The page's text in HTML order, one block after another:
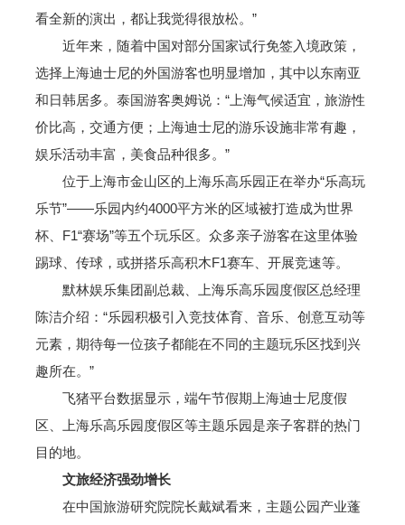
看全新的演出，都让我觉得很放松。”
近年来，随着中国对部分国家试行免签入境政策，
选择上海迪士尼的外国游客也明显增加，其中以东南亚
和日韩居多。泰国游客奥姆说：“上海气候适宜，旅游性
价比高，交通方便；上海迪士尼的游乐设施非常有趣，
娱乐活动丰富，美食品种很多。”
位于上海市金山区的上海乐高乐园正在举办“乐高玩
乐节”——乐园内约4000平方米的区域被打造成为世界
杯、F1“赛场”等五个玩乐区。众多亲子游客在这里体验
踢球、传球，或拼搭乐高积木F1赛车、开展竞速等。
默林娱乐集团副总裁、上海乐高乐园度假区总经理
陈洁介绍：“乐园积极引入竞技体育、音乐、创意互动等
元素，期待每一位孩子都能在不同的主题玩乐区找到兴
趣所在。”
飞猪平台数据显示，端午节假期上海迪士尼度假
区、上海乐高乐园度假区等主题乐园是亲子客群的热门
目的地。
文旅经济强劲增长
在中国旅游研究院院长戴斌看来，主题公园产业蓬